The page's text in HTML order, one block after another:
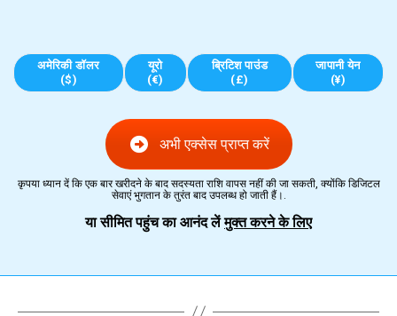
अमेरिकी डॉलर
($)
यूरो
(€)
ब्रिटिश पाउंड
(£)
जापानी येन
(¥)
अभी एक्सेस प्राप्त करें
कृपया ध्यान दें कि एक बार खरीदने के बाद सदस्यता राशि वापस नहीं की जा सकती, क्योंकि डिजिटल
सेवाएं भुगतान के तुरंत बाद उपलब्ध हो जाती हैं।.
या सीमित पहुंच का आनंद लेंमुक्त करने के लिए